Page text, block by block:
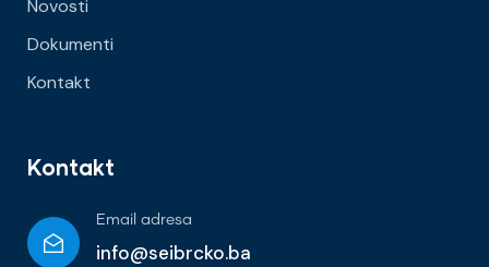
Novosti
Dokumenti
Kontakt
Kontakt
Email adresa
info@seibrcko.ba